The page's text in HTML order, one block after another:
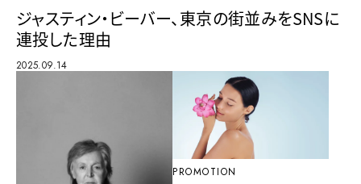
ジャスティン・ビーバー、東京の街並みをSNSに
連投した理由
2025.09.14
PROMOTION